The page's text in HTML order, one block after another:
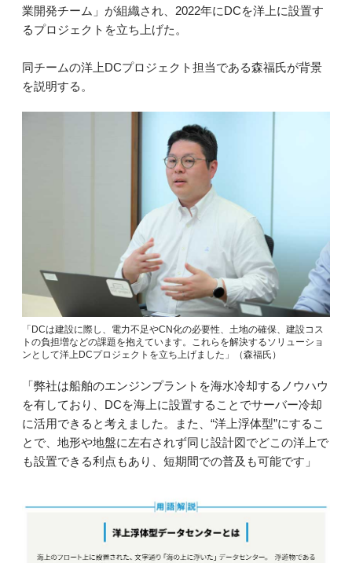
業開発チーム」が組織され、2022年にDCを洋上に設置す
るプロジェクトを立ち上げた。
‎同チームの洋上DCプロジェクト担当である森福氏が背景
を説明する。
「DCは建設に際し、電力不足やCN化の必要性、土地の確保、建設コス
トの負担増などの課題を抱えています。これらを解決するソリューショ
ンとして洋上DCプロジェクトを立ち上げました」（森福氏）
「弊社は船舶のエンジンプラントを海水冷却するノウハウ
を有しており、DCを海上に設置することでサーバー冷却
に活用できると考えました。また、“洋上浮体型”にするこ
とで、地形や地盤に左右されず同じ設計図でどこの洋上で
も設置できる利点もあり、短期間での普及も可能です」